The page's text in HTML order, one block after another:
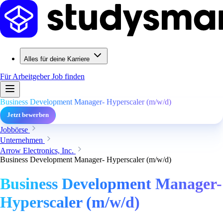
Alles für deine Karriere
Für ArbeitgeberJob finden
Business Development Manager- Hyperscaler (m/w/d)
Jetzt bewerben
Jobbörse
Unternehmen
Arrow Electronics, Inc.
Business Development Manager- Hyperscaler (m/w/d)
Business Development Manager-
Hyperscaler (m/w/d)